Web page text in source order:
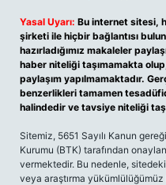
Yasal Uyarı: Bu internet sitesi,
şirketi ile hiçbir bağlantısı
hazırladığımız makaleler
haber niteliği taşımamakta
paylaşım yapılmamaktadır.
benzerlikleri tamamen
halindedir ve tavsiye niteliği
Sitemiz, 5651 Sayılı Kanun
Kurumu (BTK) tarafından
vermektedir. Bu nedenle,
veya araştırma